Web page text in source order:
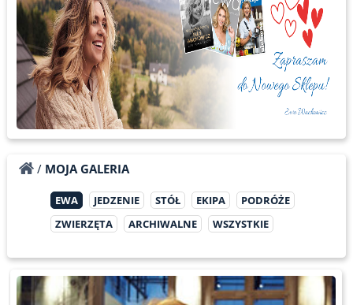
/ MOJA GALERIA
EWA JEDZENIE STÓŁ EKIPA
PODRÓŻE
ZWIERZĘTA
ARCHIWALNE WSZYSTKIE